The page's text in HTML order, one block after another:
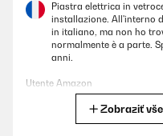
Piastra elettrica in
installazione. All'interno
in italiano, ma non ho
normalmente è a parte.
anni.
Utente Amazon
Zobraziť